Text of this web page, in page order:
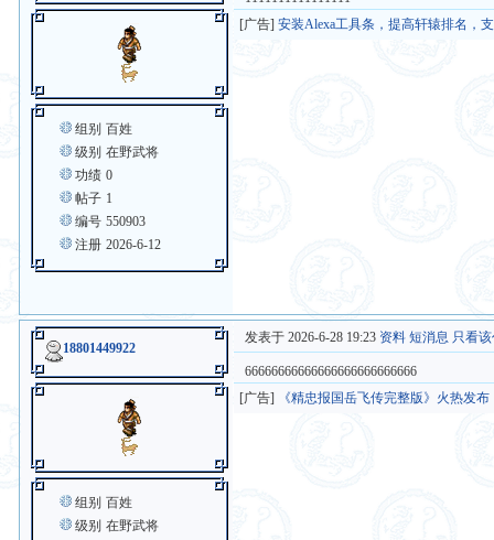
组别 百姓
级别 在野武将
功绩 0
帖子 1
编号 550903
注册 2026-6-12
[广告]安装Alexa工具条，提高轩辕排名，
18801449922
组别 百姓
级别 在野武将
发表于 2026-6-28 19:23 资料 短消息 只看
66666666666666666666666666
[广告]
《精忠报国岳飞传完整版》火热发布